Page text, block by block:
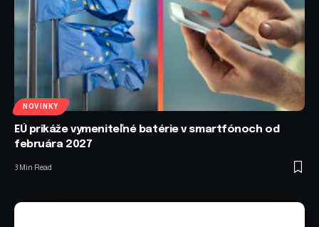
NOVINKY
EÚ prikáže vymeniteľné batérie v smartfónoch od
februára 2027
3 Min Read